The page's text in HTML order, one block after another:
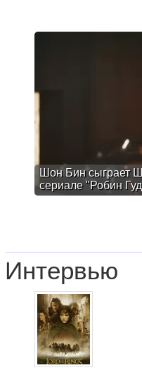
Шон Бин сыграет
сериале "Робин
Интервью